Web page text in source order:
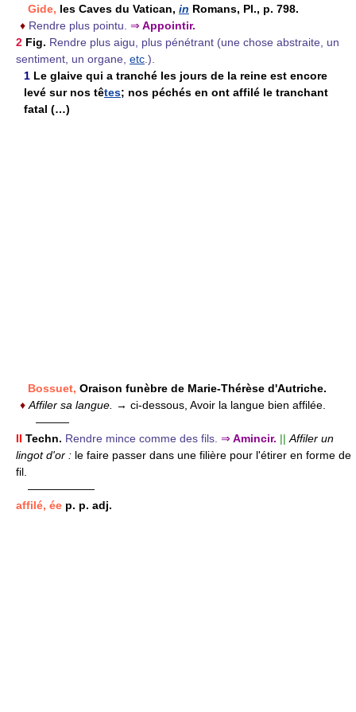
Gide, les Caves du Vatican, in Romans, Pl., p. 798.
♦ Rendre plus pointu. ⇒ Appointir.
2 Fig. Rendre plus aigu, plus pénétrant (une chose abstraite, un
sentiment, un organe, etc .).
1 Le glaive qui a tranché les jours de la reine est encore
levé sur nos têtes; nos péchés en ont affilé le tranchant
fatal (…)
Bossuet, Oraison funèbre de Marie-Thérèse d'Autriche.
♦ Affiler sa langue.
→ ci-dessous, Avoir la langue bien affilée.
———
II Techn. Rendre mince comme des fils. ⇒ Amincir. || Affiler un
lingot d'or : le faire passer dans une filière pour l'étirer en forme de
fil.
——————
affilé, ée p. p. adj.